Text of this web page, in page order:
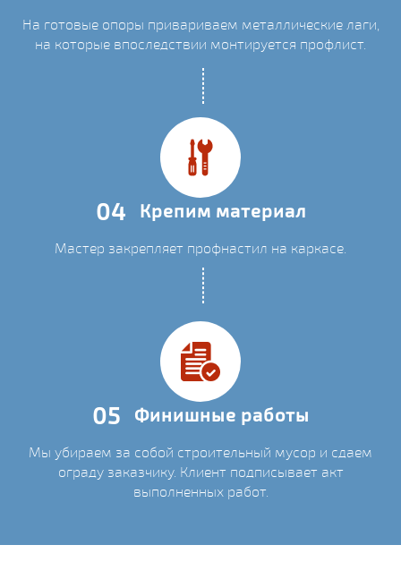
На готовые опоры привариваем металлические лаги,
на которые впоследствии монтируется профлист.
04 Крепим материал
Мастер закрепляет профнастил на каркасе.
05 Финишные работы
Мы убираем за собой строительный мусор и сдаем
ограду заказчику. Клиент подписывает акт
выполненных работ.